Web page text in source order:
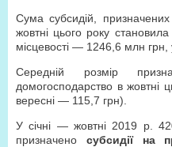
Сума субсидій,
жовтні цього року
місцевості — 1246,6 млн грн,
Середній розмір
домогосподарство в жовтні
вересні — 115,7 грн).
У січні — жовтні 2019 р.
призначено субсидії на